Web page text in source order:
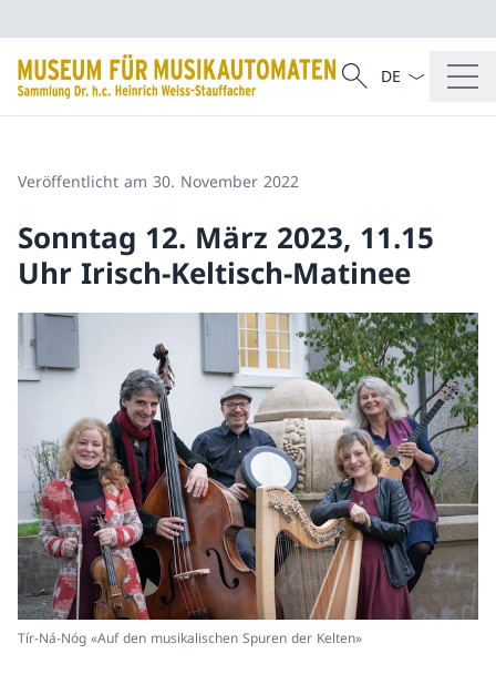
Suche
Suche
Sprach
Veröffentlicht am 30. November 2022
Sonntag 12. März 2023, 11.15
Uhr Irisch-Keltisch-Matinee
Tír-Ná-Nóg «Auf den musikalischen Spuren der Kelten»